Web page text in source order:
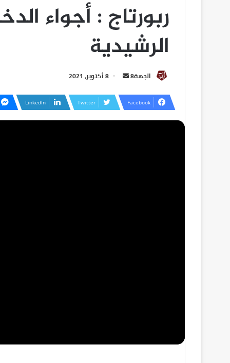
ربورتاج : أجواء
الرشيدية
الجهة8 8 أكتوبر، 2021
Facebook
Twitter
LinkedIn